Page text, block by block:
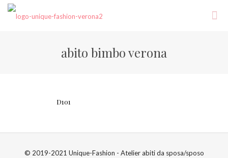
abito bimbo verona
D101
© 2019-2021 Unique-Fashion - Atelier abiti da sposa/sposo